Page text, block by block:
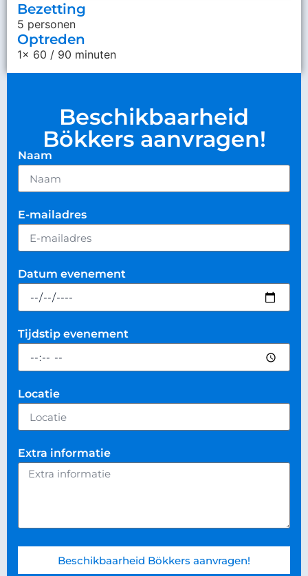
Bezetting
5 personen
Optreden
1x 60 / 90 minuten
Beschikbaarheid
Bökkers aanvragen!
Naam
E-mailadres
Datum evenement
Tijdstip evenement
Locatie
Extra informatie
Beschikbaarheid Bökkers aanvragen!